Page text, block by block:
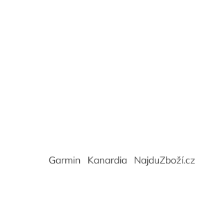
Garmin Kanardia NajduZboží.cz